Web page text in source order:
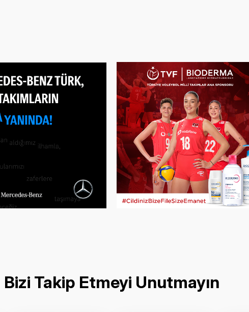
Bizi Takip Etmeyi Unutmayın